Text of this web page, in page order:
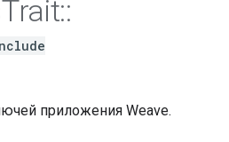
Trait::
приложения Weave.